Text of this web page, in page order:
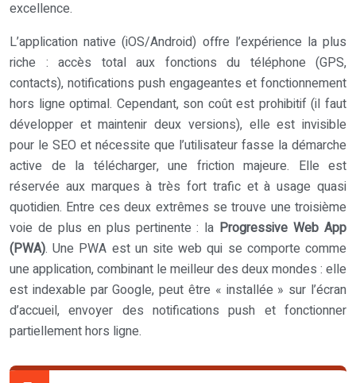
excellence.
L’application native (iOS/Android) offre l’expérience la plus
riche : accès total aux fonctions du téléphone (GPS,
contacts), notifications push engageantes et fonctionnement
hors ligne optimal. Cependant, son coût est prohibitif (il faut
développer et maintenir deux versions), elle est invisible
pour le SEO et nécessite que l’utilisateur fasse la démarche
active de la télécharger, une friction majeure. Elle est
réservée aux marques à très fort trafic et à usage quasi
quotidien. Entre ces deux extrêmes se trouve une troisième
voie de plus en plus pertinente : la Progressive Web App
(PWA). Une PWA est un site web qui se comporte comme
une application, combinant le meilleur des deux mondes : elle
est indexable par Google, peut être « installée » sur l’écran
d’accueil, envoyer des notifications push et fonctionner
partiellement hors ligne.